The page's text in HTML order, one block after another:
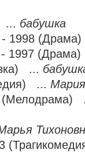
... бабушка
- 1998
- 1997
...
... Мария
(Мелодрама)